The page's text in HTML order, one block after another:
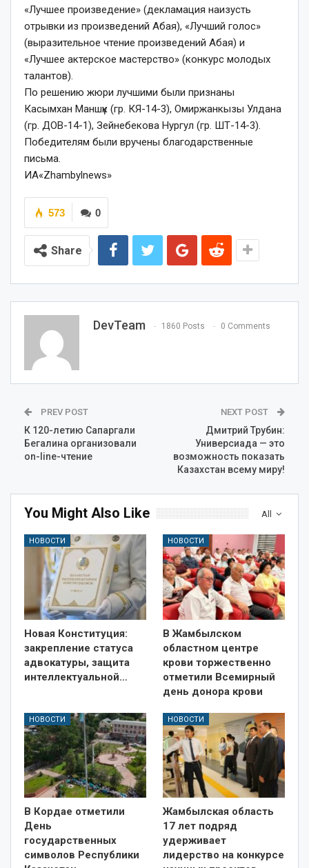
«Лучшее произведение» (декламация наизусть
отрывки из произведений Абая), «Лучший голос»
(выразительное чтение произведений Абая) и
«Лучшее актерское мастерство» (конкурс молодых
талантов).
По решению жюри лучшими были признаны
Касымхан Маншүк (гр. КЯ-14-3), Омиржанкызы Улдана
(гр. ДОВ-14-1), Зейнебекова Нургул (гр. ШТ-14-3).
Победителям были вручены благодарственные
письма.
ИА«Zhambylnews»
0
573
Share
DevTeam 1860 Posts 0 Comments
PREV POST
К 120-летию Сапаргали
Бегалина организовали
on-line-чтение
NEXT POST
Дмитрий Трубин:
Универсиада — это
возможность показать
Казахстан всему миру!
All
You Might Also Like
НОВОСТИ
Новая Конституция:
закрепление статуса
адвокатуры, защита
интеллектуальной…
НОВОСТИ
В Жамбылском
областном центре
крови торжественно
отметили Всемирный
день донора крови
НОВОСТИ
В Кордае отметили
День
государственных
символов Республики
НОВОСТИ
Жамбылская область
17 лет подряд
удерживает
лидерство на конкурсе